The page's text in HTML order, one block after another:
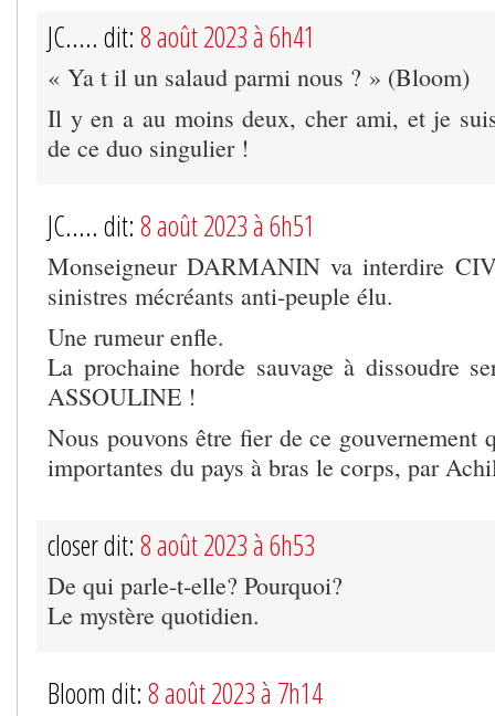
JC..... dit: 8 août 2023 à 6h41
« Ya t il un salaud parmi nous ? » (Bloom)
Il y en a au moins deux, cher ami, et je
de ce duo singulier !
JC..... dit: 8 août 2023 à 6h51
Monseigneur DARMANIN va interdire
sinistres mécréants anti-peuple élu.
Une rumeur enfle.
La prochaine horde sauvage à dissoudre
ASSOULINE !
Nous pouvons être fier de ce gouvernement
importantes du pays à bras le corps, par
closer dit: 8 août 2023 à 6h53
De qui parle-t-elle? Pourquoi?
Le mystère quotidien.
Bloom dit: 8 août 2023 à 7h14